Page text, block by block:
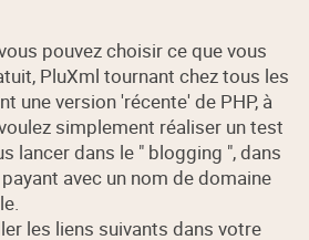
pouvez choisir ce que vous
PluXml tournant chez tous les
une version 'récente' de PHP, à
simplement réaliser un test
lancer dans le " blogging ", dans
avec un nom de domaine
les liens suivants dans votre